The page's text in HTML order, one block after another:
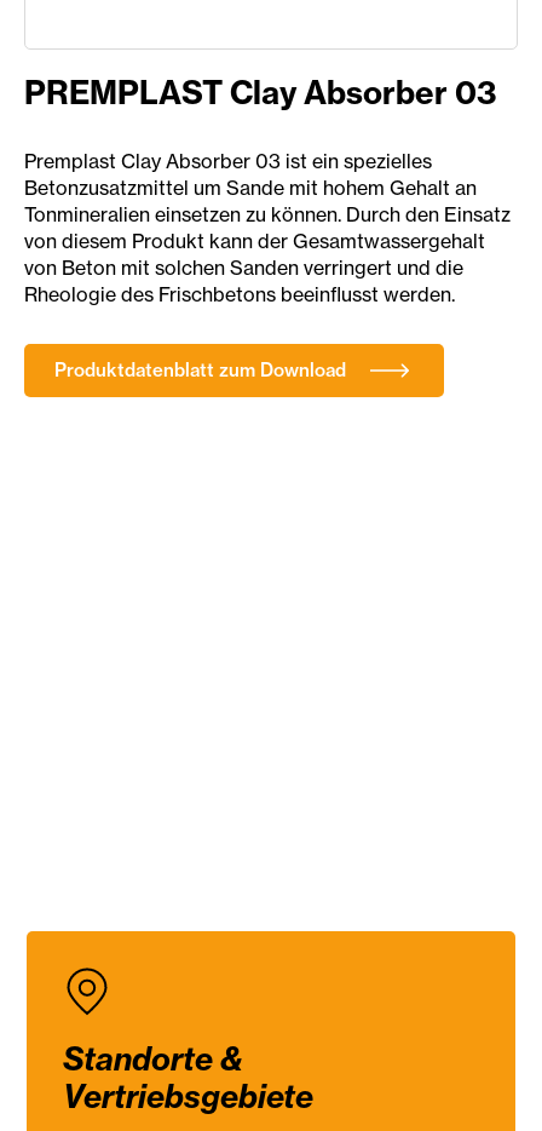
PREMPLAST Clay Absorber 03
Premplast Clay Absorber 03 ist ein spezielles
Betonzusatzmittel um Sande mit hohem Gehalt an
Tonmineralien einsetzen zu können. Durch den Einsatz
von diesem Produkt kann der Gesamtwassergehalt
von Beton mit solchen Sanden verringert und die
Rheologie des Frischbetons beeinflusst werden.
Produktdatenblatt zum Download
Standorte &
Vertriebsgebiete